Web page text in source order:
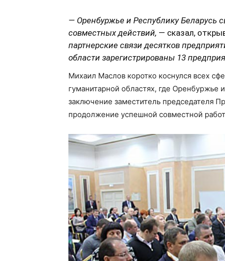
— Оренбуржье и Республику Беларусь
совместных действий, — сказал,
партнерские связи десятков
области зарегистрированы 13
Михаил Маслов коротко коснулся всех
гуманитарной областях, где Оренбуржье
заключение заместитель председателя
продолжение успешной совместной